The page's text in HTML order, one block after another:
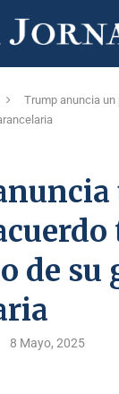
Trump anuncia
de su
8 Mayo, 2025